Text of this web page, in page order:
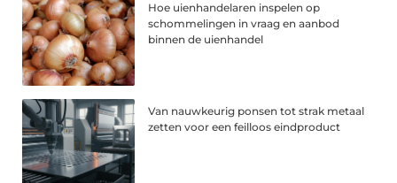
Hoe uienhandelaren inspelen op
schommelingen in vraag en aanbod
binnen de uienhandel
Van nauwkeurig ponsen tot strak metaal
zetten voor een feilloos eindproduct